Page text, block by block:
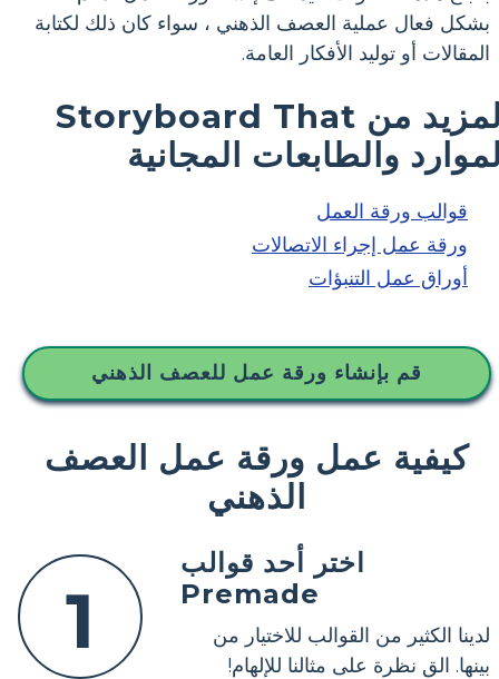
بشكل فعال عملية العصف الذهني ، سواء كان ذلك لكتابة
المقالات أو توليد الأفكار العامة.
المزيد من Storyboard That
والطابعات المجانية
قوالب ورقة العمل
ورقة عمل إجراء الاتصالات
أوراق عمل التنبؤات
قم بإنشاء ورقة عمل للعصف الذهني
كيفية عمل ورقة عمل العصف
الذهني
1
اختر أحد قوالب
Premade
لدينا الكثير من القوالب للاختيار من
بينها. الق نظرة على مثالنا للإلهام!